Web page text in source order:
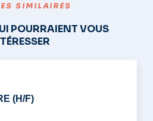
SIMILAIRES
POURRAIENT VOUS
(H/F)